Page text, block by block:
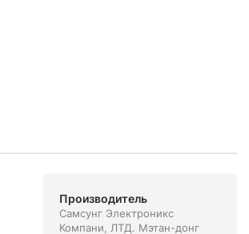
Производитель
Самсунг Электроникс
Компани, ЛТД. Мэтан-донг